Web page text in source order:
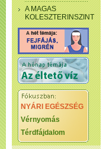
A MAGAS
KOLESZTERINSZINT
NYÁRI EGÉSZSÉG
Vérnyomás
Térdfájdalom